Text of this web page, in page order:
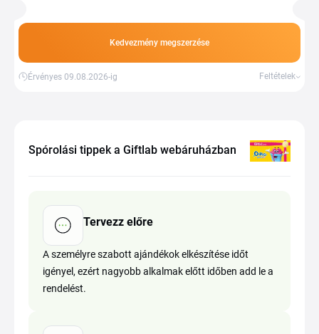
Kedvezmény megszerzése
Érvényes 09.08.2026-ig Feltételek
Spórolási tippek a Giftlab webáruházban
Tervezz előre
A személyre szabott ajándékok elkészítése időt
igényel, ezért nagyobb alkalmak előtt időben add le a
rendelést.